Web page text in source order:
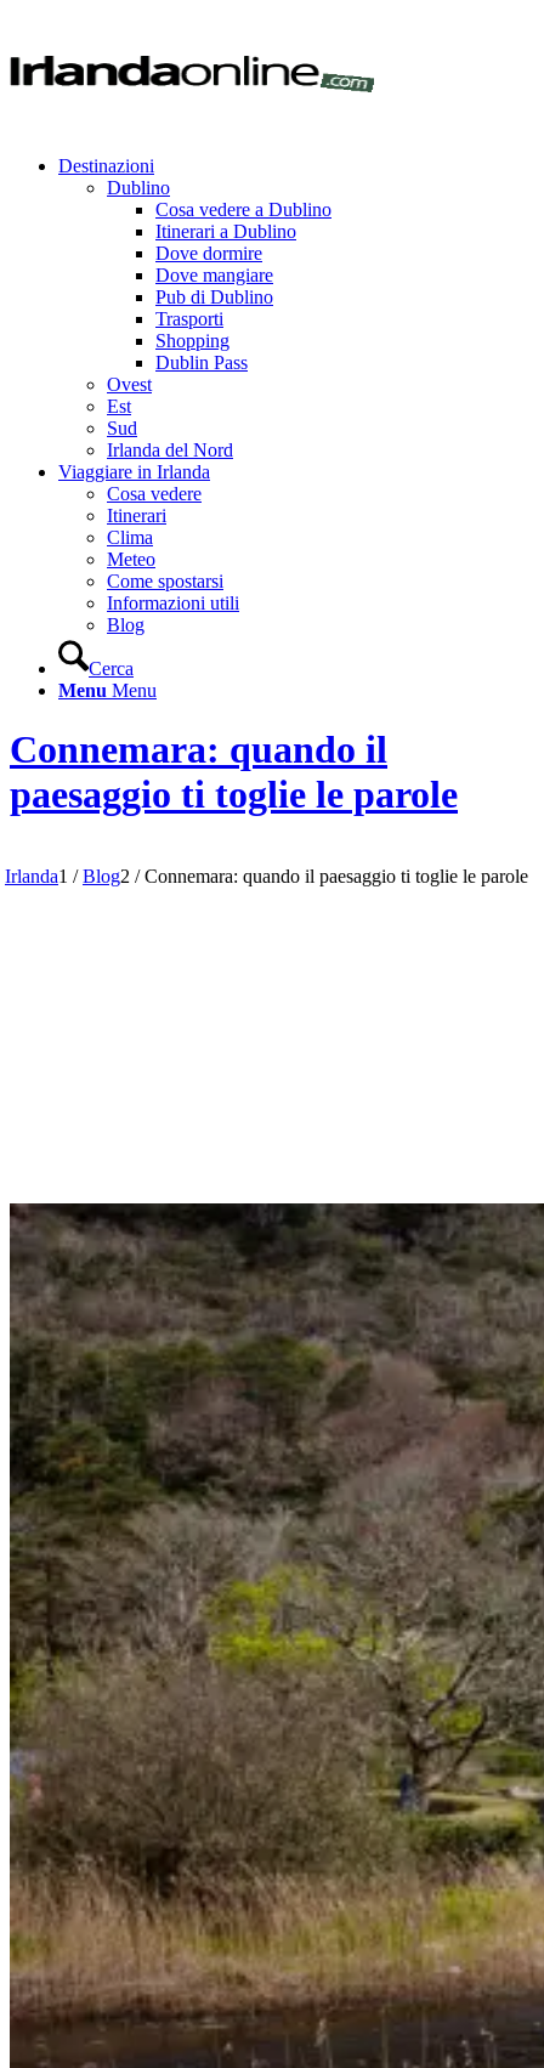
Destinazioni
Dublino
Cosa vedere a Dublino
Itinerari a Dublino
Dove dormire
Dove mangiare
Pub di Dublino
Trasporti
Shopping
Dublin Pass
Ovest
Est
Sud
Irlanda del Nord
Viaggiare in Irlanda
Cosa vedere
Itinerari
Clima
Meteo
Come spostarsi
Informazioni utili
Blog
Cerca
Menu Menu
Connemara: quando il
paesaggio ti toglie le parole
Irlanda1 / Blog2 / Connemara: quando il paesaggio ti toglie le parole